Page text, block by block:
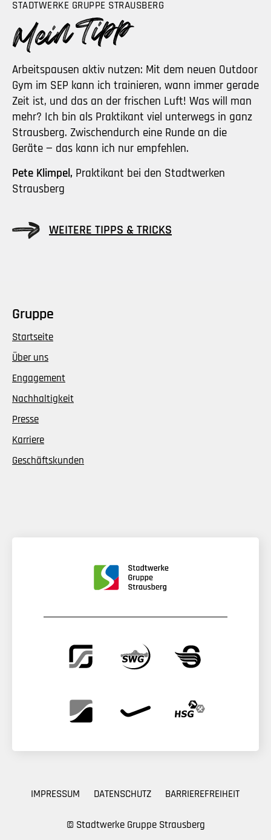
STADTWERKE GRUPPE STRAUSBERG
Arbeitspausen aktiv nutzen: Mit dem neuen Outdoor
Gym im SEP kann ich trainieren, wann immer gerade
Zeit ist, und das an der frischen Luft! Was will man
mehr? Ich bin als Praktikant viel unterwegs in ganz
Strausberg. Zwischendurch eine Runde an die
Geräte — das kann ich nur empfehlen.
Pete Klimpel, Praktikant bei den Stadtwerken
Strausberg
WEITERE TIPPS & TRICKS
Gruppe
Startseite
Über uns
Engagement
Nachhaltigkeit
Presse
Karriere
Geschäftskunden
© Stadtwerke Gruppe Strausberg
IMPRESSUM DATENSCHUTZ BARRIEREFREIHEIT